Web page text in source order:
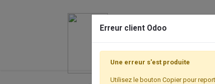
Erreur client Odoo
Une erreur s'est produite
Utilisez le bouton Copier pour